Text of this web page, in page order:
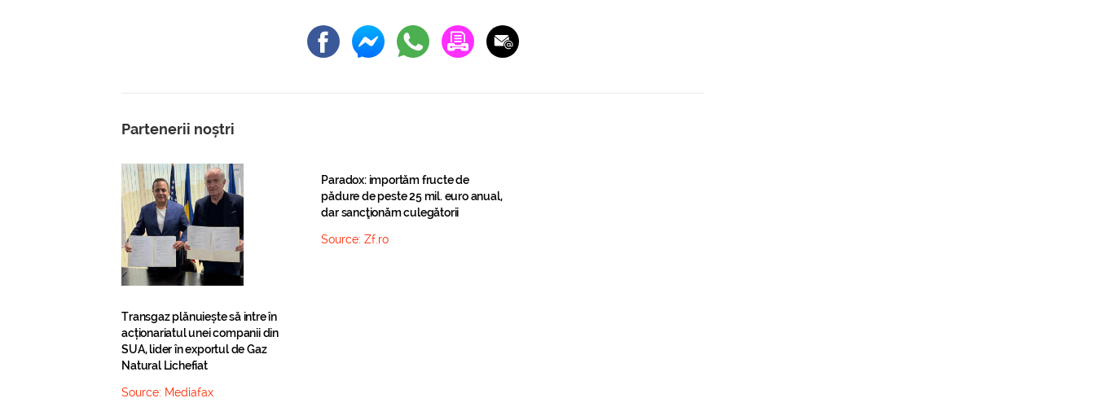
Partenerii noștri
Transgaz plănuiește să intre în
acționariatul unei companii din
SUA, lider în exportul de Gaz
Natural Lichefiat
Source: Mediafax
Paradox: importăm fructe de
pădure de peste 25 mil. euro anual,
dar sancţionăm culegătorii
Source:Zf.ro